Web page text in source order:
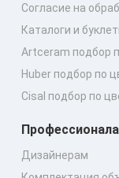
Согласие на
Каталоги и
Artceram подбор
Huber подбор по
Cisal подбор по
Дизайнерам